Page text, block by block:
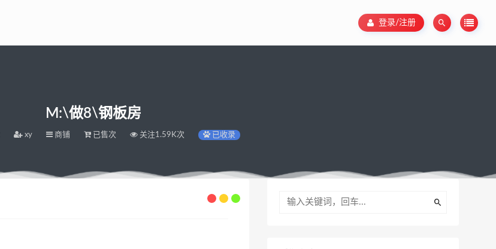
登录/注册
M:\做8\钢板房
xy 商铺 已售次 关注1.59K次 已收录